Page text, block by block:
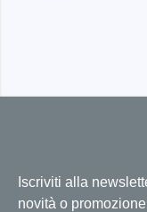
Iscriviti alla
novità o